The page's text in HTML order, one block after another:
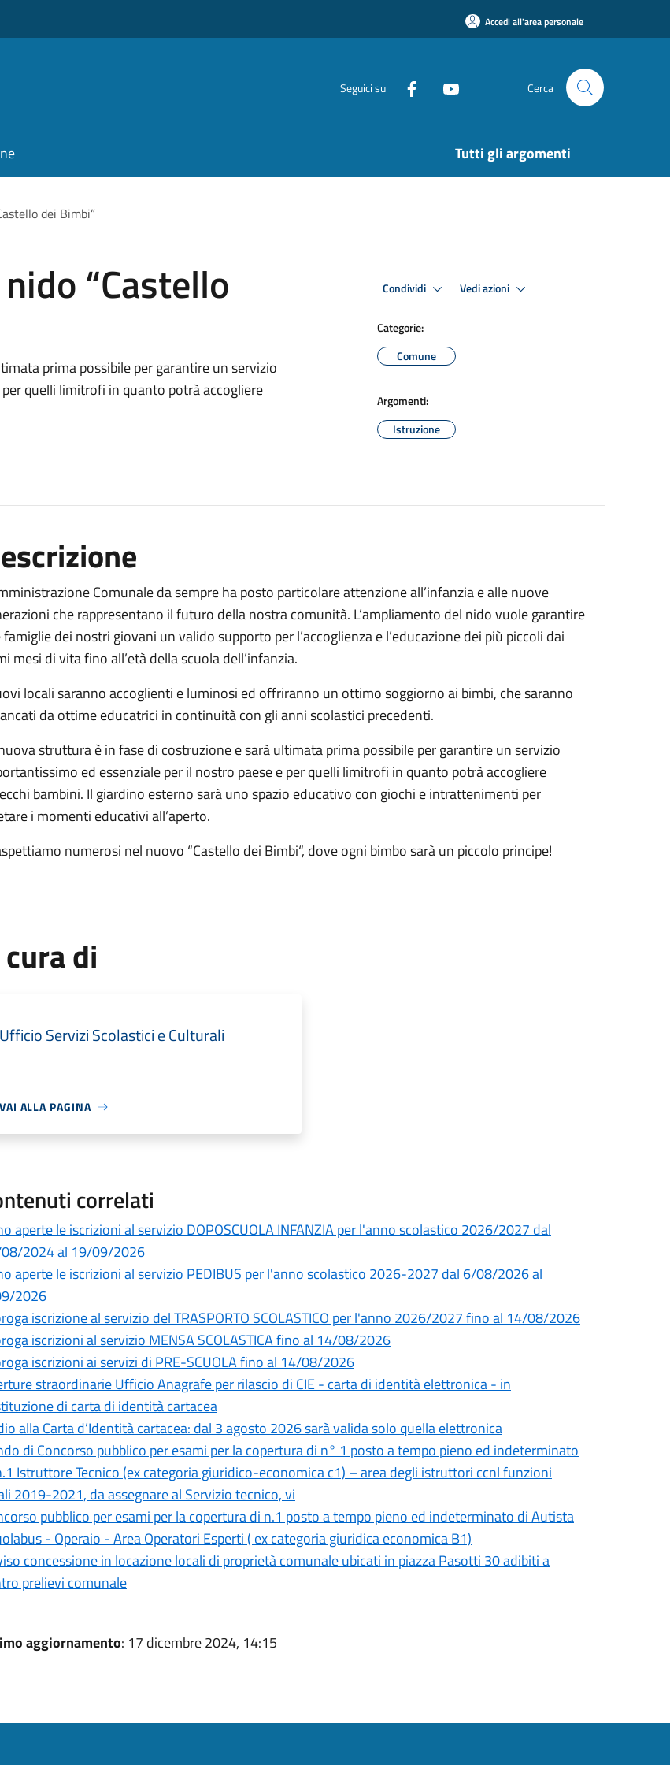
Accedi all'area personale
Seguici su Cerca
Tutti gli argomenti
dei Bimbi”
“Castello
prima possibile per garantire un servizio
quelli limitrofi in quanto potrà accogliere
Condividi Vedi azioni
Categorie:
Comune
Argomenti:
Istruzione
Comunale da sempre ha posto particolare attenzione all’infanzia e alle nuove
che rappresentano il futuro della nostra comunità. L’ampliamento del nido vuole garantire
famiglie dei nostri giovani un valido supporto per l’accoglienza e l’educazione dei più piccoli dai
mesi di vita fino all’età della scuola dell’infanzia.
locali saranno accoglienti e luminosi ed offriranno un ottimo soggiorno ai bimbi, che saranno
da ottime educatrici in continuità con gli anni scolastici precedenti.
struttura è in fase di costruzione e sarà ultimata prima possibile per garantire un servizio
ed essenziale per il nostro paese e per quelli limitrofi in quanto potrà accogliere
bambini. Il giardino esterno sarà uno spazio educativo con giochi e intrattenimenti per
i momenti educativi all’aperto.
numerosi nel nuovo “Castello dei Bimbi“, dove ogni bimbo sarà un piccolo principe!
di
Ufficio Servizi Scolastici e Culturali
VAI ALLA PAGINA
correlati
aperte le iscrizioni al servizio DOPOSCUOLA INFANZIA per l'anno scolastico 2026/2027 dal
2024 al 19/09/2026
aperte le iscrizioni al servizio PEDIBUS per l'anno scolastico 2026-2027 dal 6/08/2026 al
2026
iscrizione al servizio del TRASPORTO SCOLASTICO per l'anno 2026/2027 fino al 14/08/2026
iscrizioni al servizio MENSA SCOLASTICA fino al 14/08/2026
iscrizioni ai servizi di PRE-SCUOLA fino al 14/08/2026
straordinarie Ufficio Anagrafe per rilascio di CIE - carta di identità elettronica - in
di carta di identità cartacea
alla Carta d’Identità cartacea: dal 3 agosto 2026 sarà valida solo quella elettronica
di Concorso pubblico per esami per la copertura di n° 1 posto a tempo pieno ed indeterminato
Istruttore Tecnico (ex categoria giuridico-economica c1) – area degli istruttori ccnl funzioni
2019-2021, da assegnare al Servizio tecnico, vi
pubblico per esami per la copertura di n.1 posto a tempo pieno ed indeterminato di Autista
- Operaio - Area Operatori Esperti ( ex categoria giuridica economica B1)
concessione in locazione locali di proprietà comunale ubicati in piazza Pasotti 30 adibiti a
prelievi comunale
aggiornamento: 17 dicembre 2024, 14:15